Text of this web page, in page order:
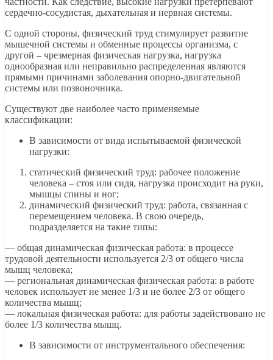
сердечно-сосудистая, дыхательная и нервная системы.
С одной стороны, физический труд стимулирует развитие
мышечной системы и обменные процессы организма, с
другой – чрезмерная физическая нагрузка, нагрузка
однообразная или неправильно распределенная являются
прямыми причинами заболевания опорно-двигательной
системы или позвоночника.
Существуют две наиболее часто применяемые
классификации:
В зависимости от вида испытываемой физической
нагрузки:
статический физический труд: рабочее положение
человека – стоя или сидя, нагрузка происходит на руки,
мышцы спины и ног;
динамический физический труд: работа, связанная с
перемещением человека. В свою очередь,
подразделяется на такие типы:
— общая динамическая физическая работа: в процессе
трудовой деятельности используется 2/3 от общего числа
мышц человека;
— региональная динамическая физическая работа: в работе
человек использует не менее 1/3 и не более 2/3 от общего
количества мышц;
— локальная физическая работа: для работы задействовано не
более 1/3 количества мышц.
В зависимости от инструментального обеспечения: